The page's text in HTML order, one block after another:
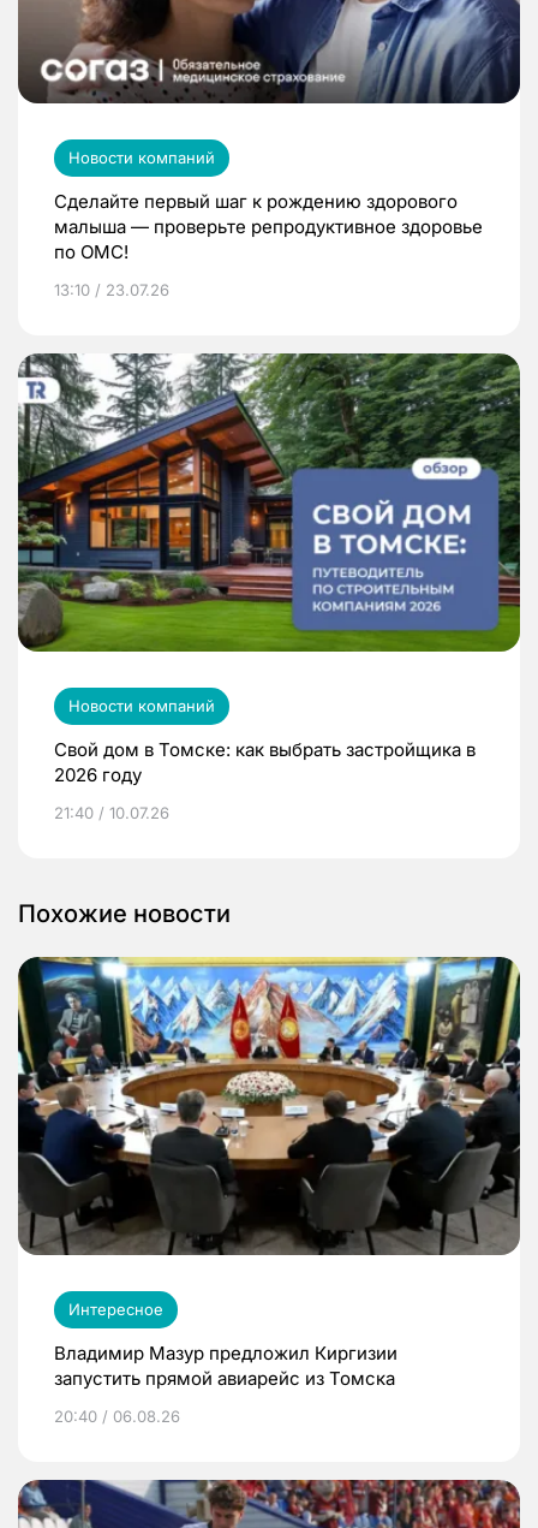
Новости компаний
Сделайте первый шаг к рождению здорового
малыша — проверьте репродуктивное здоровье
по ОМС!
13:10 / 23.07.26
Новости компаний
Свой дом в Томске: как выбрать застройщика в
2026 году
21:40 / 10.07.26
Похожие новости
Интересное
Владимир Мазур предложил Киргизии
запустить прямой авиарейс из Томска
20:40 / 06.08.26